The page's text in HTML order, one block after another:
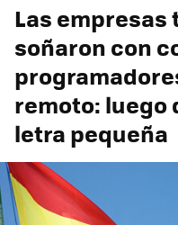
Las
soñaron con
remoto: luego
letra pequeña